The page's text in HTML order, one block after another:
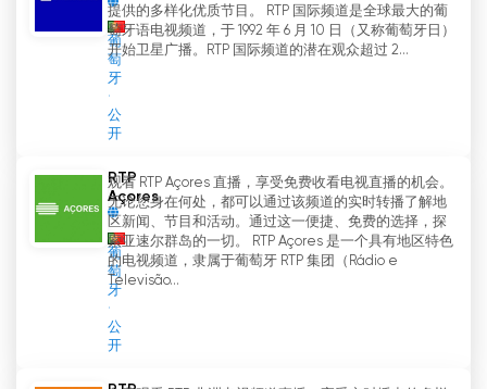
葡
萄
牙
公
开
提供的多样化优质节目。 RTP 国际频道是全球最大的葡
萄牙语电视频道，于 1992 年 6 月 10 日（又称葡萄牙日）
开始卫星广播。RTP 国际频道的潜在观众超过 2...
RTP
Açores
葡
萄
牙
公
开
观看 RTP Açores 直播，享受免费收看电视直播的机会。
无论您身在何处，都可以通过该频道的实时转播了解地
区新闻、节目和活动。通过这一便捷、免费的选择，探
索亚速尔群岛的一切。 RTP Açores 是一个具有地区特色
的电视频道，隶属于葡萄牙 RTP 集团（Rádio e
Televisão...